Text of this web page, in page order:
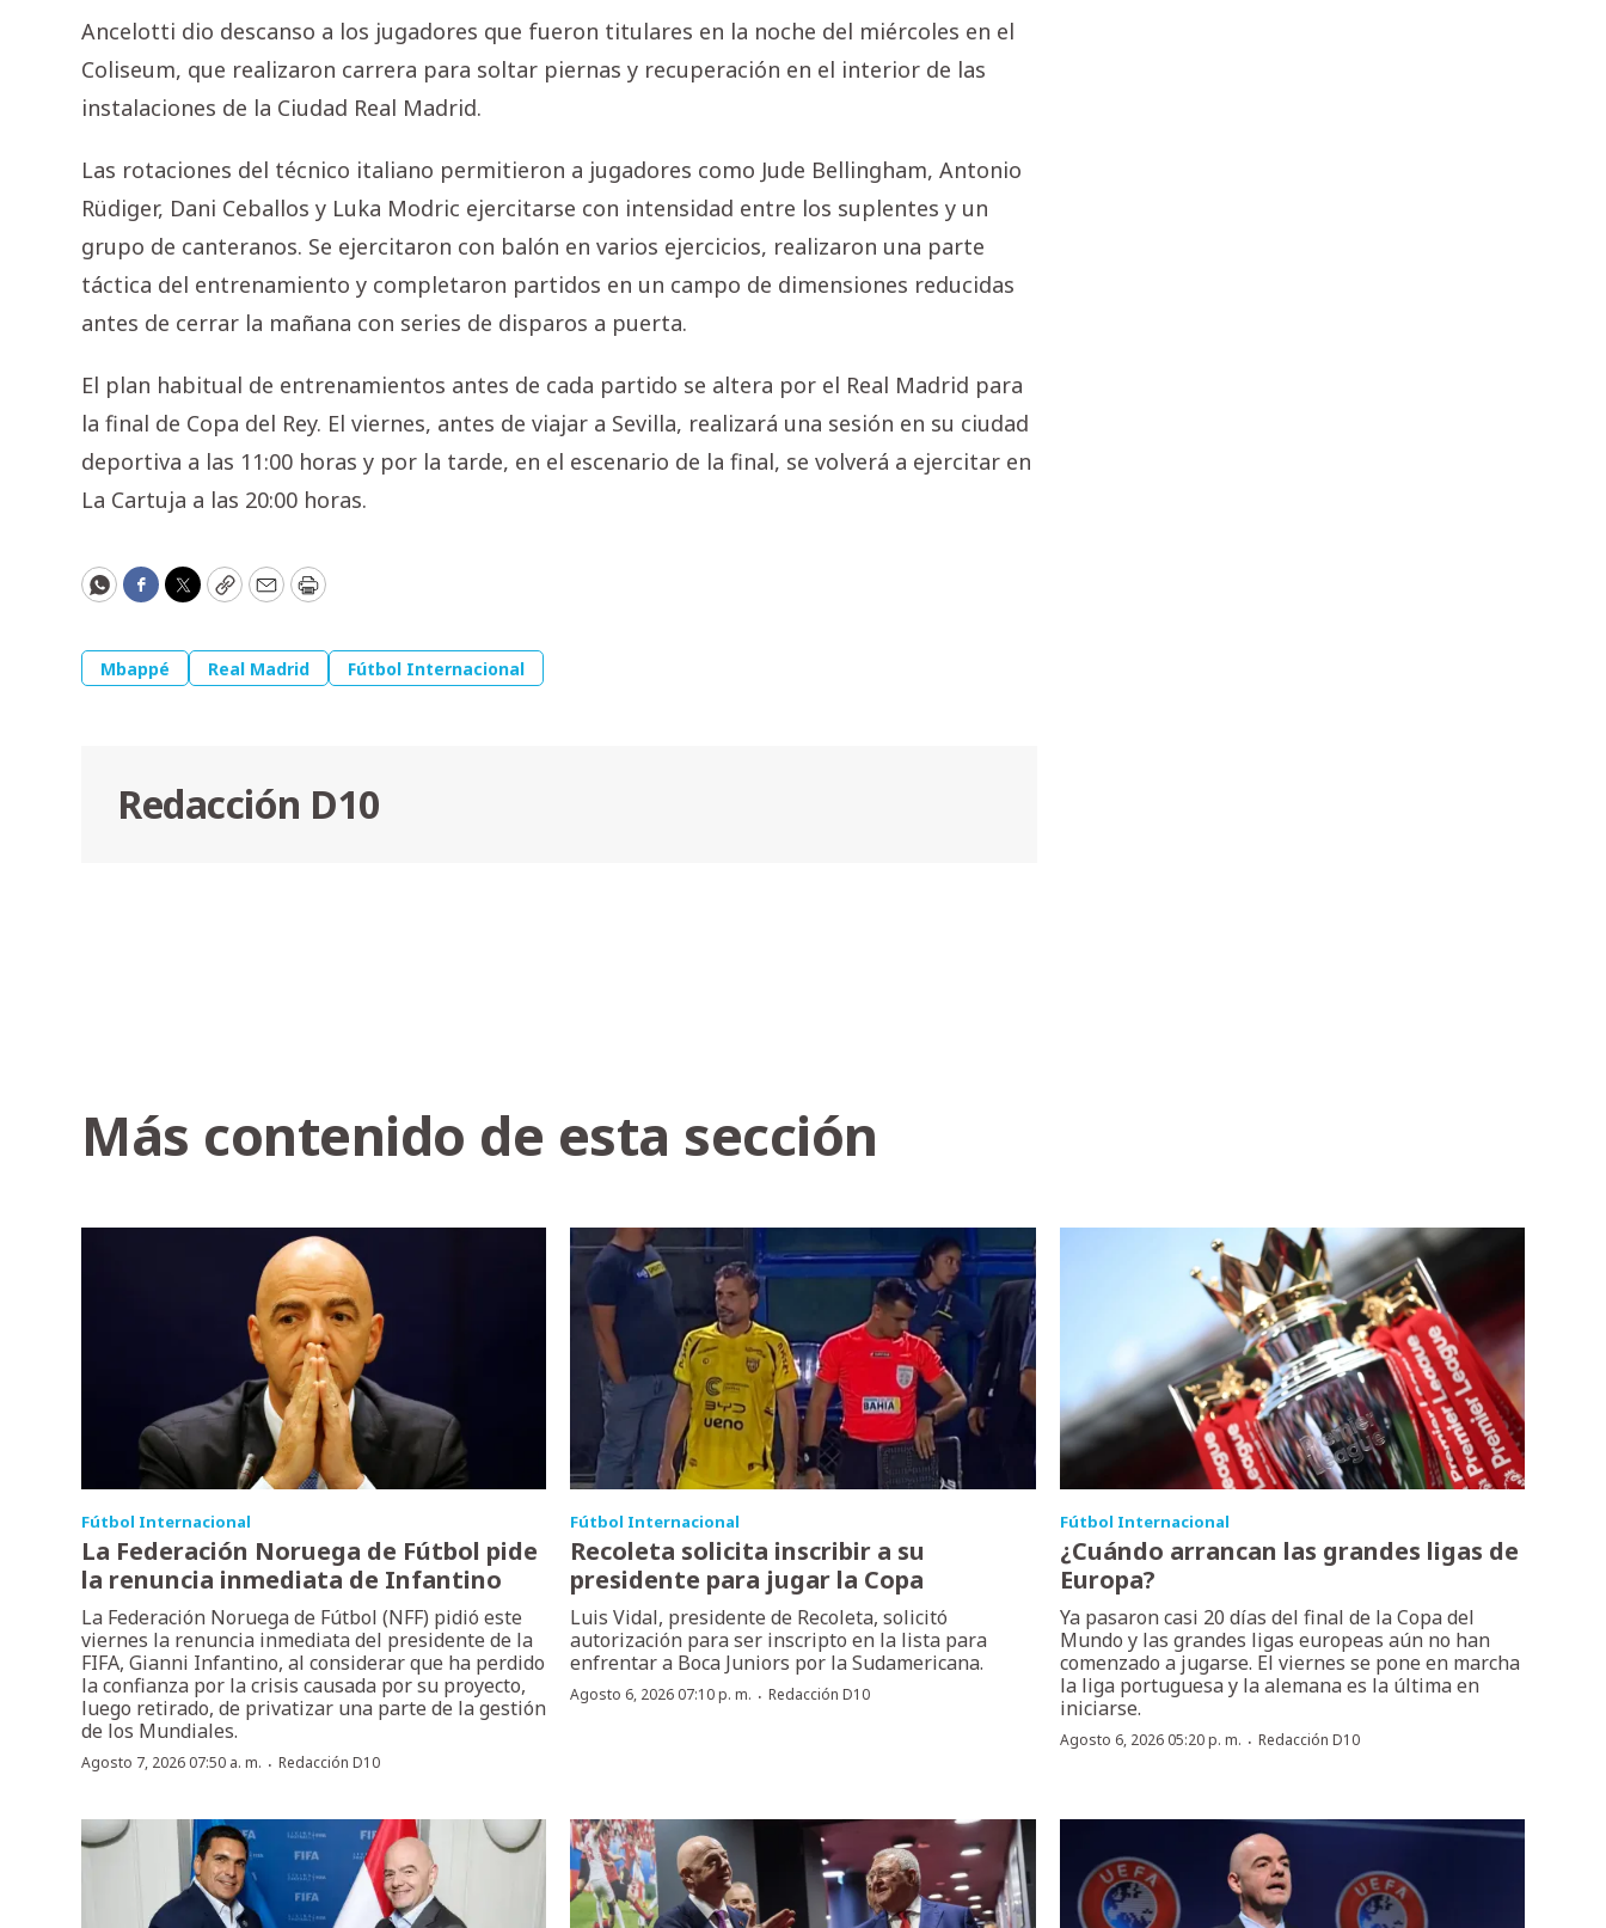
Ancelotti dio descanso a los jugadores que fueron titulares en la noche del miércoles en el
Coliseum, que realizaron carrera para soltar piernas y recuperación en el interior de las
instalaciones de la Ciudad Real Madrid.
Las rotaciones del técnico italiano permitieron a jugadores como Jude Bellingham, Antonio
Rüdiger, Dani Ceballos y Luka Modric ejercitarse con intensidad entre los suplentes y un
grupo de canteranos. Se ejercitaron con balón en varios ejercicios, realizaron una parte
táctica del entrenamiento y completaron partidos en un campo de dimensiones reducidas
antes de cerrar la mañana con series de disparos a puerta.
El plan habitual de entrenamientos antes de cada partido se altera por el Real Madrid para
la final de Copa del Rey. El viernes, antes de viajar a Sevilla, realizará una sesión en su ciudad
deportiva a las 11:00 horas y por la tarde, en el escenario de la final, se volverá a ejercitar en
La Cartuja a las 20:00 horas.
WhatsApp
Facebook
Twitter
CopyEmailPrint
Mbappé Real Madrid Fútbol Internacional
Redacción D10
Más contenido de esta sección
Fútbol Internacional
La Federación Noruega de Fútbol pide
la renuncia inmediata de Infantino
La Federación Noruega de Fútbol (NFF) pidió este
viernes la renuncia inmediata del presidente de la
FIFA, Gianni Infantino, al considerar que ha perdido
la confianza por la crisis causada por su proyecto,
luego retirado, de privatizar una parte de la gestión
de los Mundiales.
Agosto 7, 2026 07:50 a. m. · Redacción D10
Fútbol Internacional
Recoleta solicita inscribir a su
presidente para jugar la Copa
Luis Vidal, presidente de Recoleta, solicitó
autorización para ser inscripto en la lista para
enfrentar a Boca Juniors por la Sudamericana.
Agosto 6, 2026 07:10 p. m. ·Redacción D10
Fútbol Internacional
¿Cuándo arrancan las grandes ligas de
Europa?
Ya pasaron casi 20 días del final de la Copa del
Mundo y las grandes ligas europeas aún no han
comenzado a jugarse. El viernes se pone en marcha
la liga portuguesa y la alemana es la última en
iniciarse.
Agosto 6, 2026 05:20 p. m. · Redacción D10